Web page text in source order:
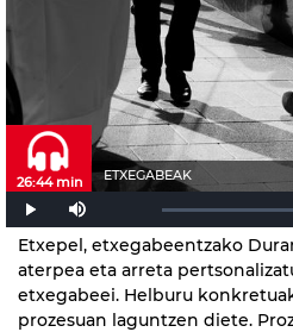
ETXEGABEAK
26:44 min
Etxepel, etxegabeentzako
aterpea eta arreta
etxegabeei. Helburu
prozesuan laguntzen diete.